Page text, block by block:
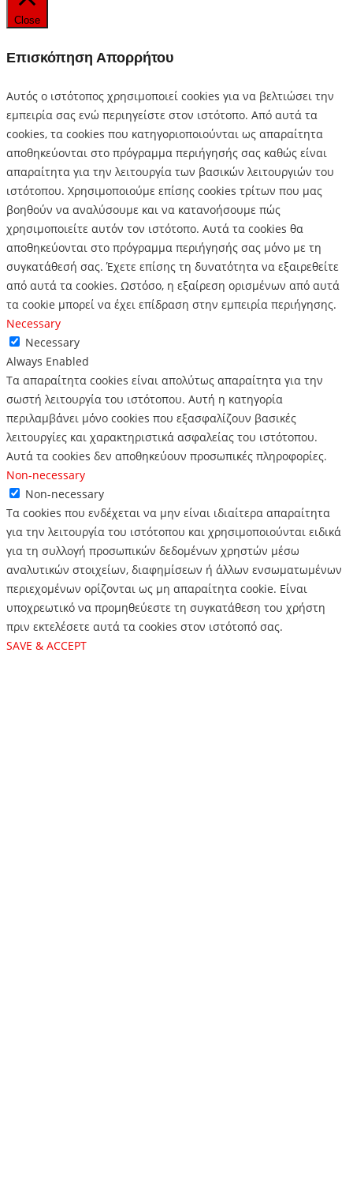
Close
Επισκόπηση Απορρήτου
Αυτός ο ιστότοπος χρησιμοποιεί cookies για να βελτιώσει την
εμπειρία σας ενώ περιηγείστε στον ιστότοπο. Από αυτά τα
cookies, τα cookies που κατηγοριοποιούνται ως απαραίτητα
αποθηκεύονται στο πρόγραμμα περιήγησής σας καθώς είναι
απαραίτητα για την λειτουργία των βασικών λειτουργιών του
ιστότοπου. Χρησιμοποιούμε επίσης cookies τρίτων που μας
βοηθούν να αναλύσουμε και να κατανοήσουμε πώς
χρησιμοποιείτε αυτόν τον ιστότοπο. Αυτά τα cookies θα
αποθηκεύονται στο πρόγραμμα περιήγησής σας μόνο με τη
συγκατάθεσή σας. Έχετε επίσης τη δυνατότητα να εξαιρεθείτε
από αυτά τα cookies. Ωστόσο, η εξαίρεση ορισμένων από αυτά
τα cookie μπορεί να έχει επίδραση στην εμπειρία περιήγησης.
Necessary
Necessary
Always Enabled
Τα απαραίτητα cookies είναι απολύτως απαραίτητα για την
σωστή λειτουργία του ιστότοπου. Αυτή η κατηγορία
περιλαμβάνει μόνο cookies που εξασφαλίζουν βασικές
λειτουργίες και χαρακτηριστικά ασφαλείας του ιστότοπου.
Αυτά τα cookies δεν αποθηκεύουν προσωπικές πληροφορίες.
Non-necessary
Non-necessary
Τα cookies που ενδέχεται να μην είναι ιδιαίτερα απαραίτητα
για την λειτουργία του ιστότοπου και χρησιμοποιούνται ειδικά
για τη συλλογή προσωπικών δεδομένων χρηστών μέσω
αναλυτικών στοιχείων, διαφημίσεων ή άλλων ενσωματωμένων
περιεχομένων ορίζονται ως μη απαραίτητα cookie. Είναι
υποχρεωτικό να προμηθεύεστε τη συγκατάθεση του χρήστη
πριν εκτελέσετε αυτά τα cookies στον ιστότοπό σας.
SAVE & ACCEPT